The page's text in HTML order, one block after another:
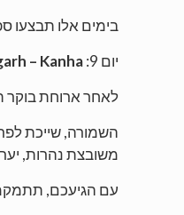
בימים אלו תבצעו
יום 9:
– Kanha
לאחר ארוחת בוקר
משובצת נהרות,
עם הגיעכם,